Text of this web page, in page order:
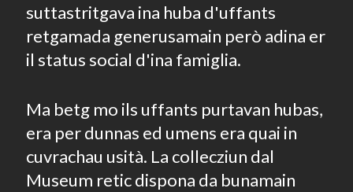
suttastritgava ina huba d'uffants
retgamada generusamain però adina er
il status social d'ina famiglia.
Ma betg mo ils uffants purtavan hubas,
era per dunnas ed umens era quai in
cuvrachau usità. La collecziun dal
Museum retic dispona da bunamain